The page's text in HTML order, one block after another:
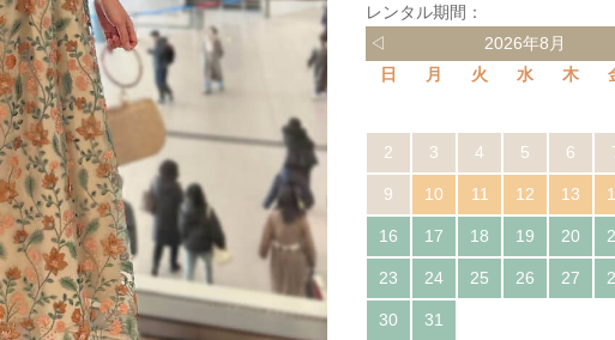
レンタル期間：
◁
2026年8月
日
月 火 水 木
2 3 4 5 6
9 10 11 12 13
16 17 18 19 20
23 24 25 26 27
30 31